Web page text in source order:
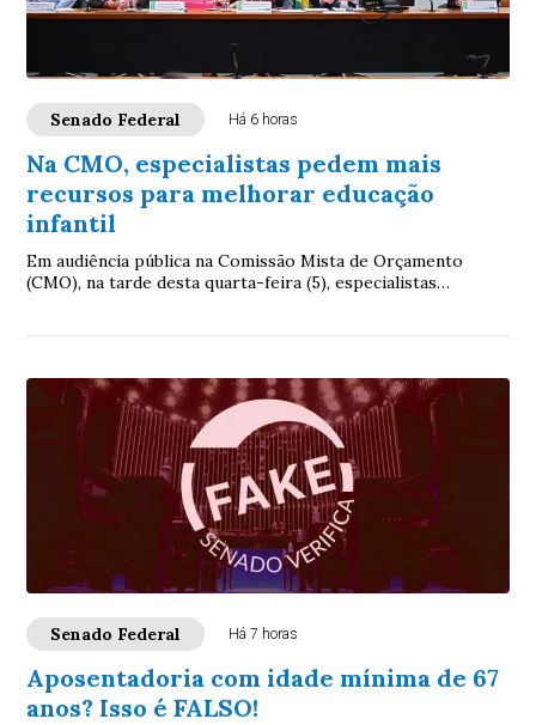
Senado Federal Há 6 horas
Na CMO, especialistas pedem mais
recursos para melhorar educação
infantil
Em audiência pública na Comissão Mista de Orçamento
(CMO), na tarde desta quarta-feira (5), especialistas
Senado Federal Há 7 horas
Aposentadoria com idade mínima de 67
anos? Isso é FALSO!